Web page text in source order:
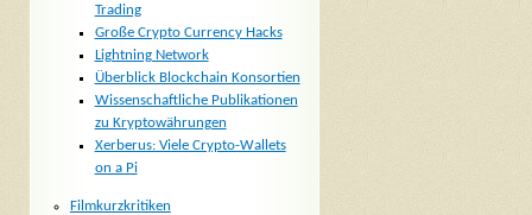
Trading
Große Crypto Currency Hacks
Lightning Network
Überblick Blockchain Konsortien
Wissenschaftliche Publikationen
zu Kryptowährungen
Xerberus: Viele Crypto-Wallets
on a Pi
Filmkurzkritiken